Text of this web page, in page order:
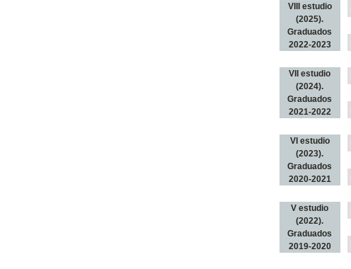
VIII estudio
(2025).
Graduados
2022-2023
VII estudio
(2024).
Graduados
2021-2022
VI estudio
(2023).
Graduados
2020-2021
V estudio
(2022).
Graduados
2019-2020